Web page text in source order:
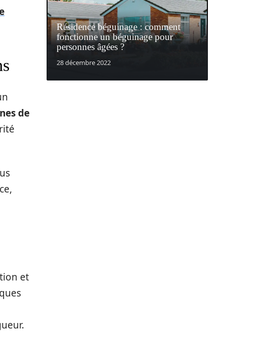
de
et
Résidence béguinage : comment
fonctionne un béguinage pour
personnes âgées ?
28 décembre 2022